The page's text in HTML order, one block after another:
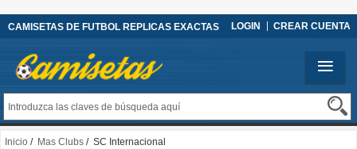
CAMISETAS DE FUTBOL REPLICAS EXACTAS LOGIN CREAR CUENTA
Inicio / Mas Clubs / SC Internacional